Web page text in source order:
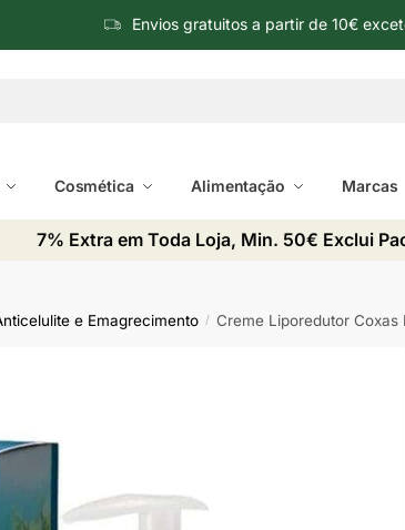
Envios gratuitos a partir de 10€
Cosmética Alimentação Marcas
7% Extra em Toda Loja, Min. 50€ Exclui
e Emagrecimento / Creme Liporedutor Coxas